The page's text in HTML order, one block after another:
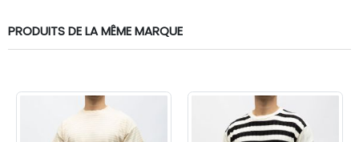
PRODUITS DE LA MÊME MARQUE